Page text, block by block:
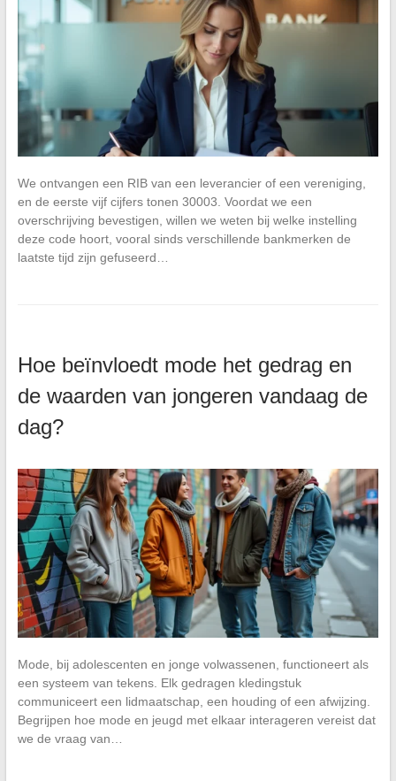
We ontvangen een RIB van een leverancier of een vereniging,
en de eerste vijf cijfers tonen 30003. Voordat we een
overschrijving bevestigen, willen we weten bij welke instelling
deze code hoort, vooral sinds verschillende bankmerken de
laatste tijd zijn gefuseerd…
Hoe beïnvloedt mode het gedrag en
de waarden van jongeren vandaag de
dag?
Mode, bij adolescenten en jonge volwassenen, functioneert als
een systeem van tekens. Elk gedragen kledingstuk
communiceert een lidmaatschap, een houding of een afwijzing.
Begrijpen hoe mode en jeugd met elkaar interageren vereist dat
we de vraag van…